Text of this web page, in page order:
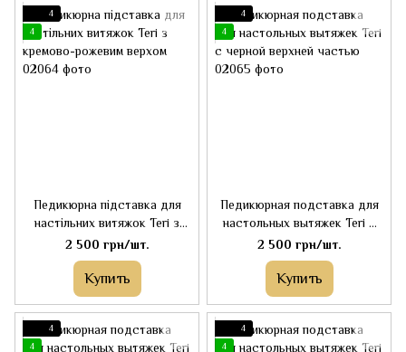
4
4
Педикюрна підставка для
настільних витяжок Teri з
кремово-рожевим верхом
2 500 грн/шт.
Купить
4
4
Педикюрная подставка для
настольных вытяжек Teri с
черной верхней частью
2 500 грн/шт.
Купить
4
4
4
4